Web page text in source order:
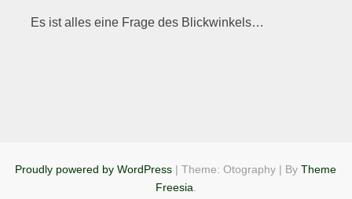
Es ist alles eine Frage des Blickwinkels…
Proudly powered by WordPress |Theme: Otography | ByTheme
Freesia